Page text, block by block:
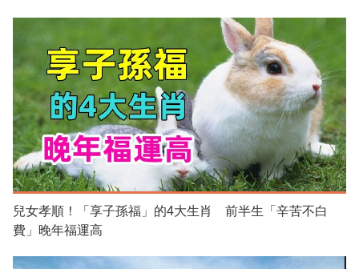
兒女孝順！「享子孫福」的4大生肖 前半生「辛苦不白
費」晚年福運高